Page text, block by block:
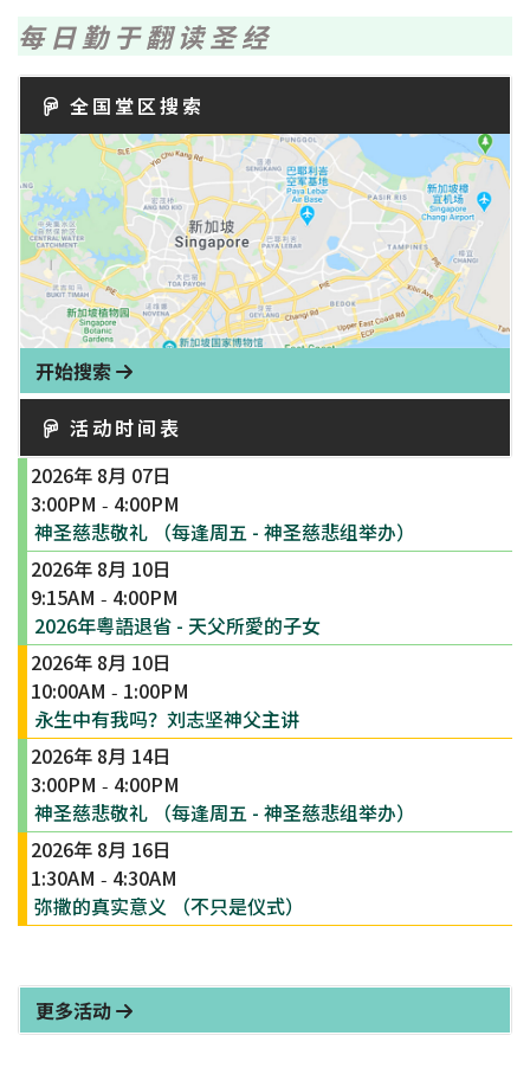
每日勤于翻读圣经
全国堂区搜索
开始搜索
活动时间表
2026年 8月 07日
3:00PM - 4:00PM
神圣慈悲敬礼 （每逢周五 - 神圣慈悲组举办）
2026年 8月 10日
9:15AM - 4:00PM
2026年粵語退省 - 天父所愛的子女
2026年 8月 10日
10:00AM - 1:00PM
永生中有我吗？刘志坚神父主讲
2026年 8月 14日
3:00PM - 4:00PM
神圣慈悲敬礼 （每逢周五 - 神圣慈悲组举办）
2026年 8月 16日
1:30AM - 4:30AM
弥撒的真实意义 （不只是仪式）
更多活动